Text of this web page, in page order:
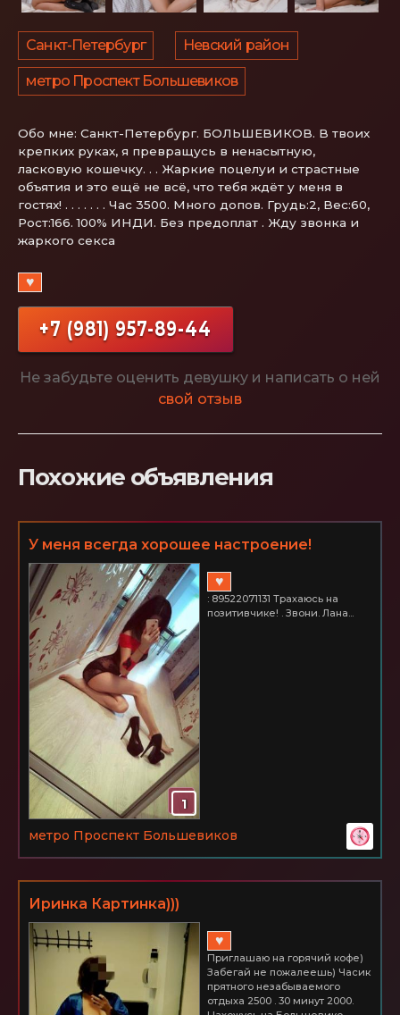
Санкт-Петербург Невский район
метро Проспект Большевиков
Обо мне: Санкт-Петербург. БОЛЬШЕВИКОВ. В твоих
крепких руках, я превращусь в ненасытную,
ласковую кошечку. . . Жаркие поцелуи и страстные
объятия и это ещё не всё, что тебя ждёт у меня в
гостях! . . . . . . . Час 3500. Много допов. Грудь:2, Вес:60,
Рост:166. 100% ИНДИ. Без предоплат . Жду звонка и
жаркого ceкса
♥
+7 (981) 957-89-44
Не забудьте оценить девушку и написать о ней
свой отзыв
Похожие объявления
У меня всегда хорошее настроение!
Большевиков
1
♥
: 89522071131 Трахаюсь на
позитивчике! . Звони. Лана...
метро Проспект Большевиков
Иринка Картинка)))
♥
Приглашаю на горячий кофе)
Забегай не пожалеешь) Часик
прятного незабываемого
отдыха 2500 . 30 минут 2000.